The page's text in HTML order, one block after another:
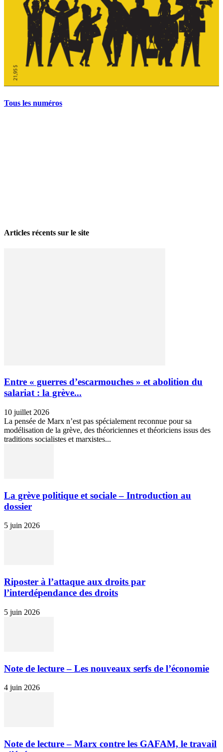
Tous les numéros
Articles récents sur le site
Entre « guerres d’escarmouches » et abolition du
salariat : la grève...
10 juillet 2026
La pensée de Marx n’est pas spécialement reconnue pour sa
modélisation de la grève, des théoriciennes et théoriciens issus des
traditions socialistes et marxistes...
La grève politique et sociale – Introduction au
dossier
5 juin 2026
Riposter à l’attaque aux droits par
l’interdépendance des droits
5 juin 2026
Note de lecture – Les nouveaux serfs de l’économie
4 juin 2026
Note de lecture – Marx contre les GAFAM, le travail